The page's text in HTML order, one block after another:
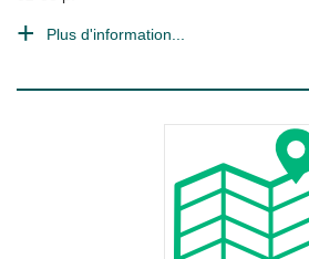
Plus d'information...